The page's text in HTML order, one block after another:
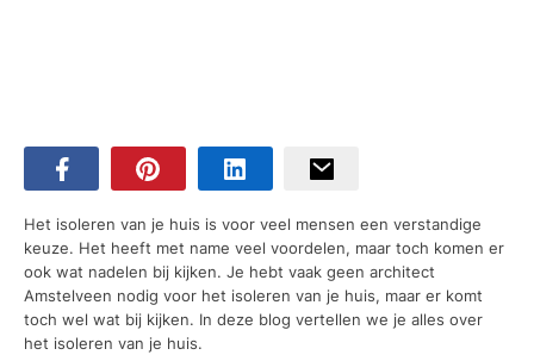
Het isoleren van je huis is voor veel mensen een verstandige
keuze. Het heeft met name veel voordelen, maar toch komen er
ook wat nadelen bij kijken. Je hebt vaak geen architect
Amstelveen nodig voor het isoleren van je huis, maar er komt
toch wel wat bij kijken. In deze blog vertellen we je alles over
het isoleren van je huis.